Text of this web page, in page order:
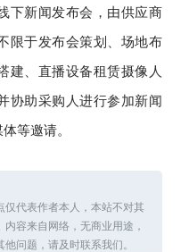
下新闻发布会，由供应商
限于发布会策划、场地布
建、直播设备租赁摄像人
协助采购人进行参加新闻
等邀请。
代表作者本人，本站不对其
容来自网络，无商业用途，
问题，请及时联系我们。